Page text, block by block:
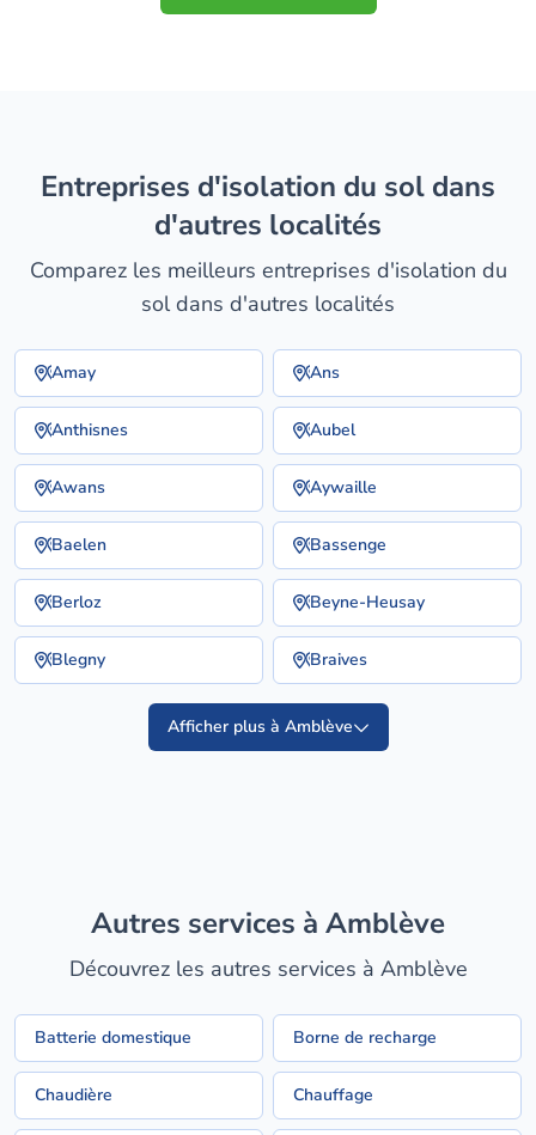
entreprises d'isolation du sol dans
d'autres localités
Comparez les meilleurs entreprises d'isolation du
sol dans d'autres localités
Amay Ans
Anthisnes Aubel
Awans Aywaille
Baelen Bassenge
Berloz Beyne-Heusay
Blegny Braives
Afficher plus à Amblève
Autres services à Amblève
Découvrez les autres services à Amblève
Batterie domestique Borne de recharge
Chaudière Chauffage